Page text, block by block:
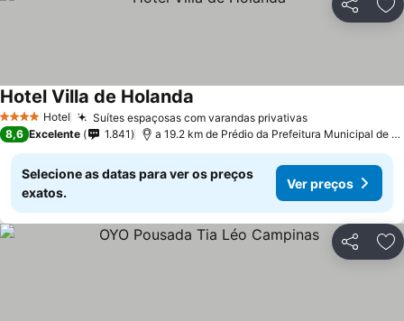
Partilhar
4 EstrelasHotel Suítes espaçosas com varandas privativas
Hotel Villa de Holanda
8,6 Excelente 1.841 a 19.2 km de Prédio da Prefeitura Municipal de Pedreira
Selecione as datas para ver os preços
exatos.
Ver preços
Partilhar